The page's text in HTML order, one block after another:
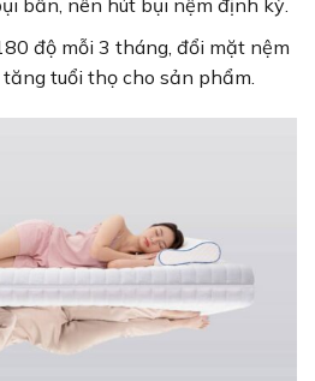
bẩn, nên hút bụi nệm định kỳ.
độ mỗi 3 tháng, đổi mặt nệm
tuổi thọ cho sản phẩm.